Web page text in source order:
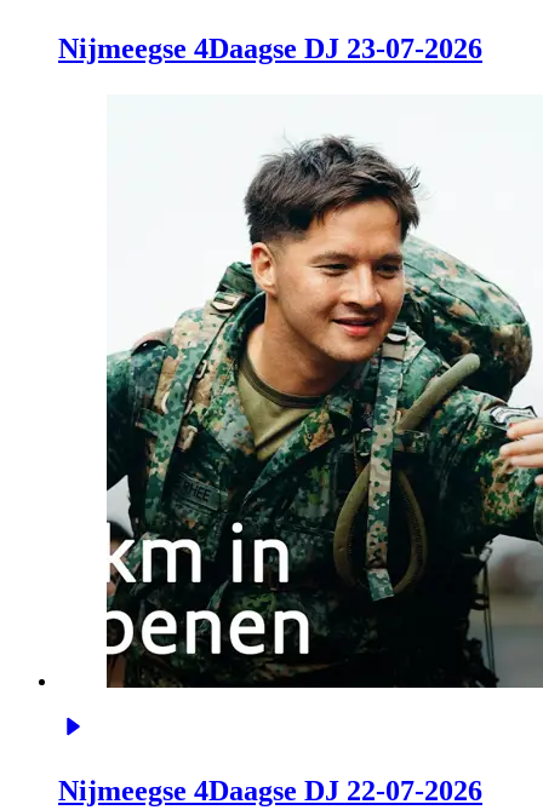
Nijmeegse 4Daagse DJ 23-07-2026
Nijmeegse 4Daagse DJ 22-07-2026